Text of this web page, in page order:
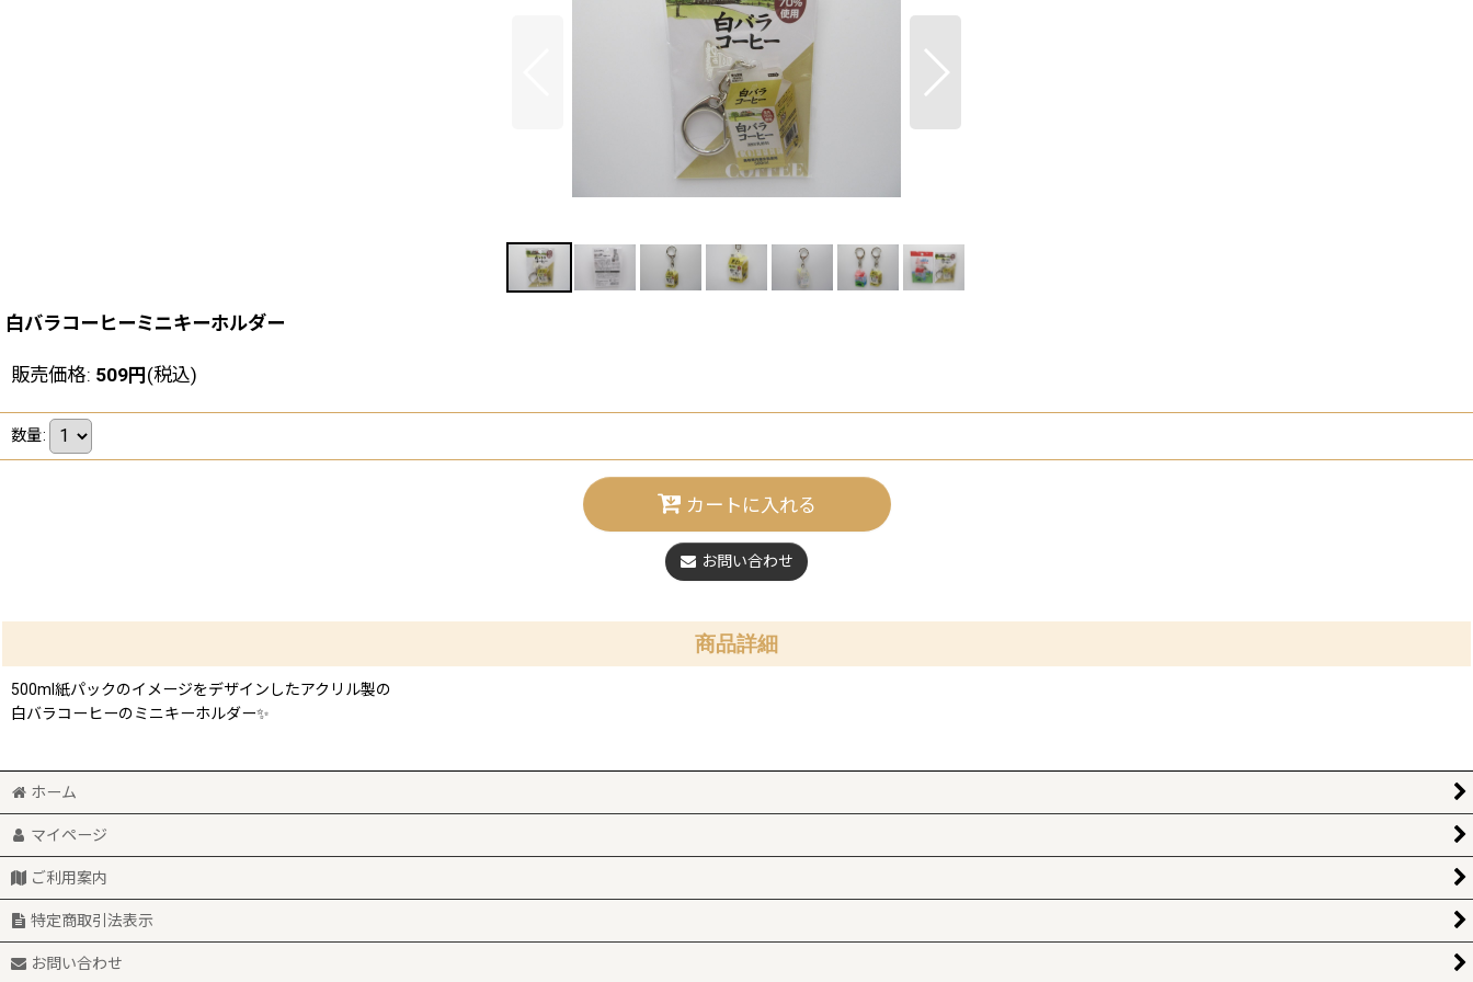
白バラコーヒーミニキーホルダー
販売価格: 509円(税込)
数量:
カートに入れる
お問い合わせ
商品詳細
500ml紙パックのイメージをデザインしたアクリル製の
白バラコーヒーのミニキーホルダー✨
ホーム
マイページ
ご利用案内
特定商取引法表示
お問い合わせ